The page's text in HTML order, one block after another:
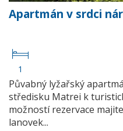
Apartmán v srdci
1
Půvabný lyžařský
středisku Matrei k
možností rezervace
lanovek...